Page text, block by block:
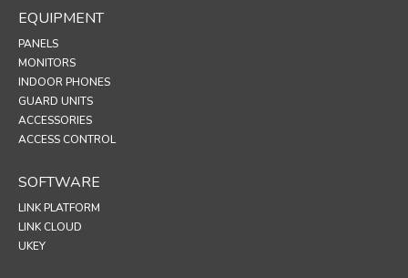
EQUIPMENT
PANELS
MONITORS
INDOOR PHONES
GUARD UNITS
ACCESSORIES
ACCESS CONTROL
SOFTWARE
LINK PLATFORM
LINK CLOUD
UKEY